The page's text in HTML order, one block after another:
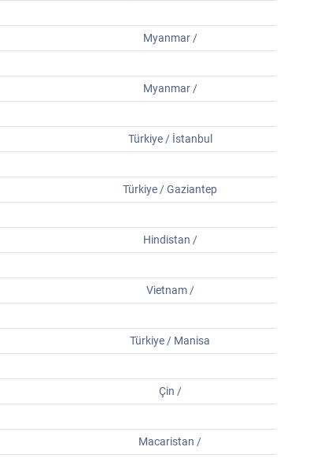
Myanmar /
Myanmar /
Türkiye / İstanbul
Türkiye / Gaziantep
Hindistan /
Vietnam /
Türkiye / Manisa
Çin /
Macaristan /